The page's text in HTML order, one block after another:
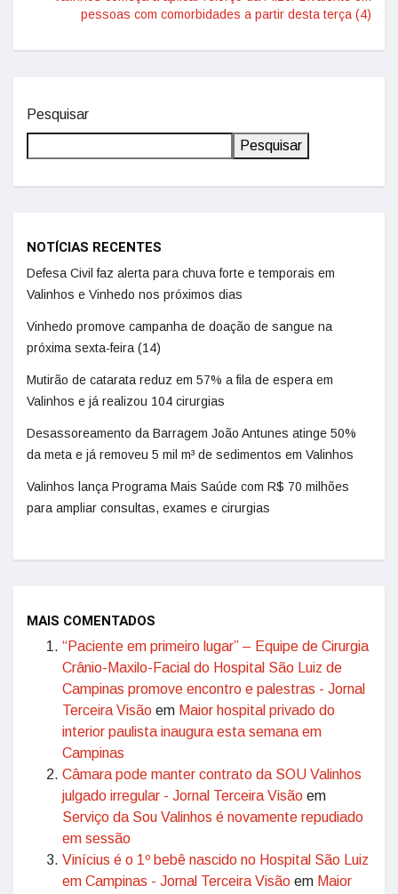
pessoas com comorbidades a partir desta terça (4)
Pesquisar
Pesquisar
NOTÍCIAS RECENTES
Defesa Civil faz alerta para chuva forte e temporais em
Valinhos e Vinhedo nos próximos dias
Vinhedo promove campanha de doação de sangue na
próxima sexta-feira (14)
Mutirão de catarata reduz em 57% a fila de espera em
Valinhos e já realizou 104 cirurgias
Desassoreamento da Barragem João Antunes atinge 50%
da meta e já removeu 5 mil m³ de sedimentos em Valinhos
Valinhos lança Programa Mais Saúde com R$ 70 milhões
para ampliar consultas, exames e cirurgias
MAIS COMENTADOS
“Paciente em primeiro lugar” – Equipe de Cirurgia
Crânio-Maxilo-Facial do Hospital São Luiz de
Campinas promove encontro e palestras - Jornal
Terceira Visão em Maior hospital privado do
interior paulista inaugura esta semana em
Campinas
Câmara pode manter contrato da SOU Valinhos
julgado irregular - Jornal Terceira Visão em
Serviço da Sou Valinhos é novamente repudiado
em sessão
Vinícius é o 1º bebê nascido no Hospital São Luiz
em Campinas - Jornal Terceira Visão em Maior